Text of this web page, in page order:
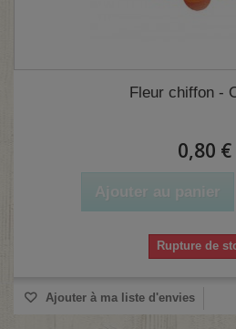
Fleur chiffon -
0,80 €
Ajouter au panier
Rupture de
Ajouter à ma liste d'envies